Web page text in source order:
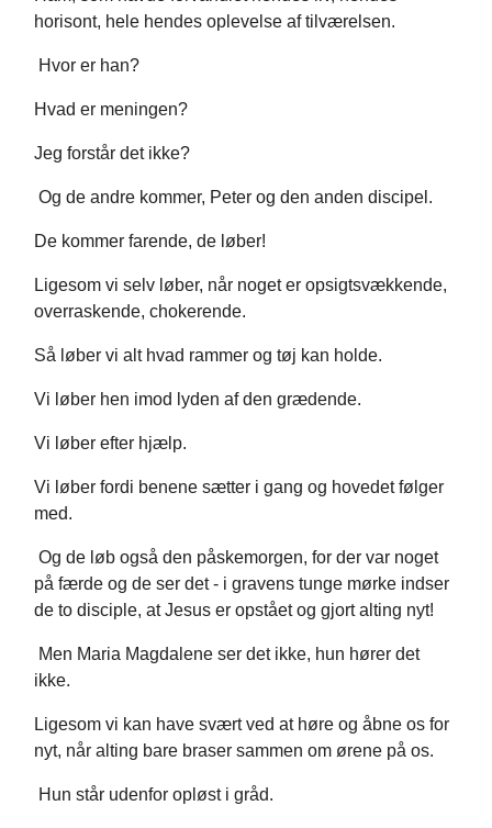
horisont, hele hendes oplevelse af tilværelsen.
Hvor er han?
Hvad er meningen?
Jeg forstår det ikke?
Og de andre kommer, Peter og den anden discipel.
De kommer farende, de løber!
Ligesom vi selv løber, når noget er opsigtsvækkende,
overraskende, chokerende.
Så løber vi alt hvad rammer og tøj kan holde.
Vi løber hen imod lyden af den grædende.
Vi løber efter hjælp.
Vi løber fordi benene sætter i gang og hovedet følger
med.
Og de løb også den påskemorgen, for der var noget
på færde og de ser det - i gravens tunge mørke indser
de to disciple, at Jesus er opstået og gjort alting nyt!
Men Maria Magdalene ser det ikke, hun hører det
ikke.
Ligesom vi kan have svært ved at høre og åbne os for
nyt, når alting bare braser sammen om ørene på os.
Hun står udenfor opløst i gråd.